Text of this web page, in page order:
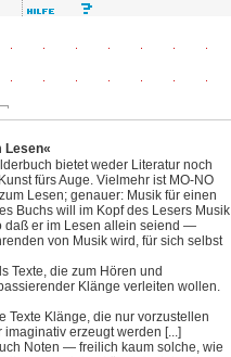
Lesen«
bietet weder Literatur noch
fürs Auge. Vielmehr ist MO-NO
Lesen; genauer: Musik für einen
Buchs will im Kopf des Lesers Musik
daß er im Lesen allein seiend —
von Musik wird, für sich selbst
Texte, die zum Hören und
Klänge verleiten wollen.
Texte Klänge, die nur vorzustellen
erzeugt werden [...]
Noten — freilich kaum solche, wie